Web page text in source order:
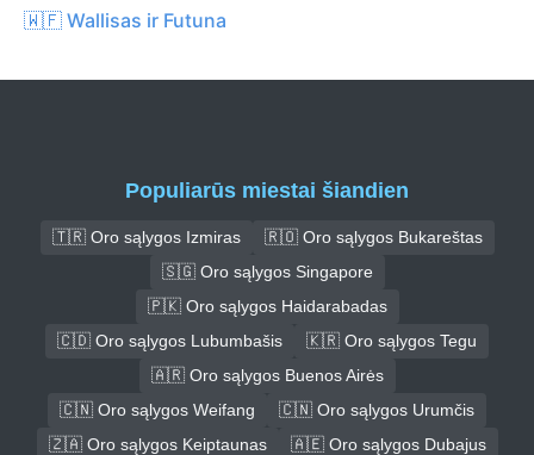
🇼🇫 Wallisas ir Futuna
Populiarūs miestai šiandien
🇹🇷 Oro sąlygos Izmiras
🇷🇴 Oro sąlygos Bukareštas
🇸🇬 Oro sąlygos Singapore
🇵🇰 Oro sąlygos Haidarabadas
🇨🇩 Oro sąlygos Lubumbašis
🇰🇷 Oro sąlygos Tegu
🇦🇷 Oro sąlygos Buenos Airės
🇨🇳 Oro sąlygos Weifang
🇨🇳 Oro sąlygos Urumčis
🇿🇦 Oro sąlygos Keiptaunas
🇦🇪 Oro sąlygos Dubajus